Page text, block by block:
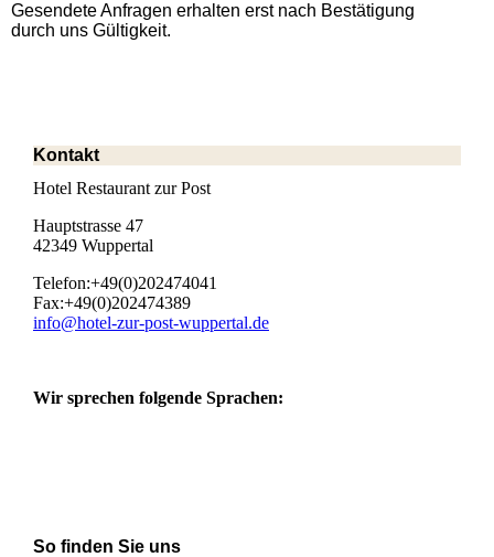
Gesendete Anfragen erhalten erst nach Bestätigung
durch uns Gültigkeit.
Kontakt
Hotel Restaurant zur Post
Hauptstrasse 47
42349 Wuppertal
Telefon:+49(0)202474041
Fax:+49(0)202474389
info@hotel-zur-post-wuppertal.de
Wir sprechen folgende Sprachen:
So finden Sie uns